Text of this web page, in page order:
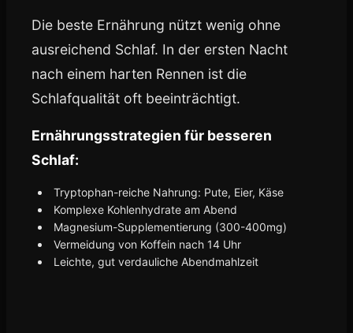
Die beste Ernährung nützt wenig ohne
ausreichend Schlaf. In der ersten Nacht
nach einem harten Rennen ist die
Schlafqualität oft beeinträchtigt.
Ernährungsstrategien für besseren
Schlaf:
Tryptophan-reiche Nahrung: Pute, Eier, Käse
Komplexe Kohlenhydrate am Abend
Magnesium-Supplementierung (300-400mg)
Vermeidung von Koffein nach 14 Uhr
Leichte, gut verdauliche Abendmahlzeit